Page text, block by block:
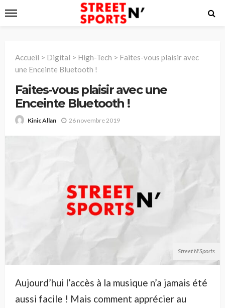
Accueil > Digital > High-Tech > Faites-vous plaisir avec
une Enceinte Bluetooth !
Faites-vous plaisir avec une
Enceinte Bluetooth !
Kinic Allan 26 novembre 2019
Street N'Sports
Aujourd’hui l’accès à la musique n’a jamais été
aussi facile ! Mais comment apprécier au